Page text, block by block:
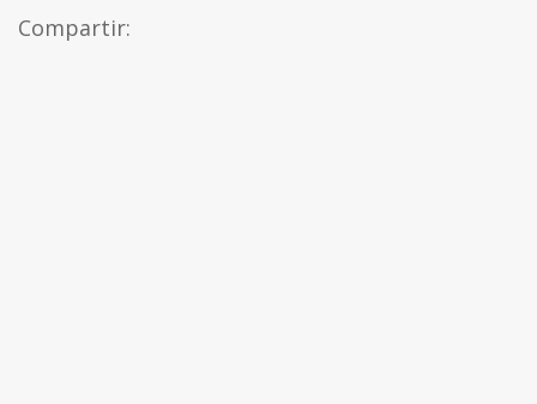
Compartir: